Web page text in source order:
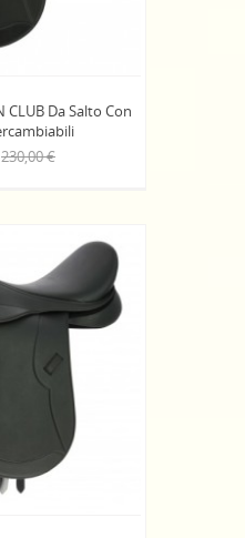
CLUB Da Salto Con
230,00 €